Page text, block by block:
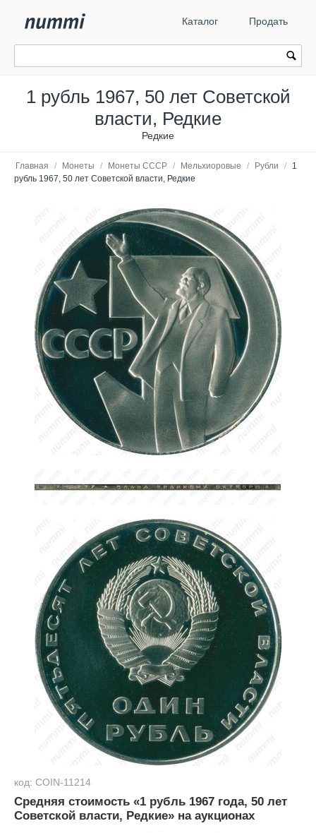
Каталог Продать
1 рубль 1967, 50 лет Советской
власти, Редкие
Редкие
Главная / Монеты / Монеты СССР / Мельхиоровые / Рубли /
1
рубль 1967, 50 лет Советской власти, Редкие
код: COIN-11214
Средняя стоимость «1 рубль 1967 года, 50 лет
Советской власти, Редкие» на аукционах